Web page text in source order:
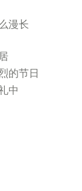
漫长
的节日
中